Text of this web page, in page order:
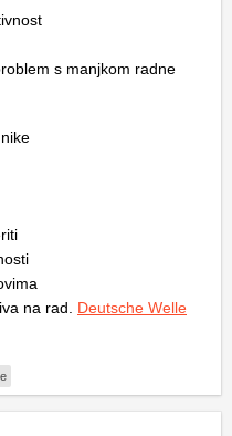
s manjkom radne
na rad. Deutsche Welle